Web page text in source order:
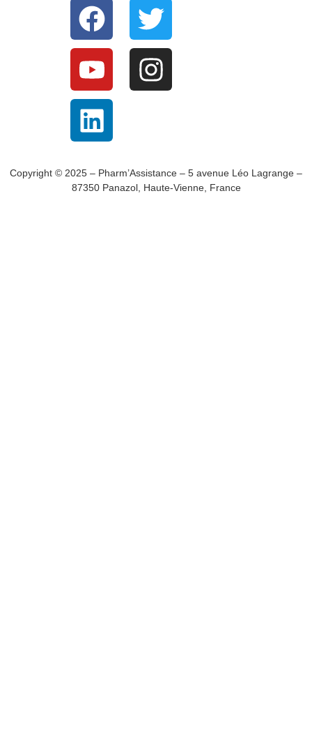
Copyright © 2025 – Pharm’Assistance – 5 avenue Léo Lagrange –
87350 Panazol, Haute-Vienne, France